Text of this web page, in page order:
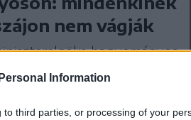
Information
third parties, or processing of your
nem vágják
hagyományos
a miniszterelnök
hallgatósága elé „a